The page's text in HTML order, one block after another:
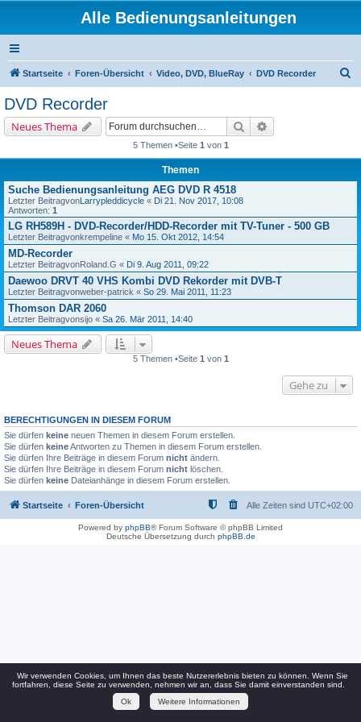
Alle Bedienungsanleitungen
Startseite Foren-Übersicht Video, DVD, BlueRay DVD Recorder
DVD Recorder
Neues Thema Suche
5 Themen •Seite 1 von 1
Themen
Suche Bedienungsanleitung AEG DVD R 4518
Letzter BeitragvonLarrypleddicycle « Di 21. Nov 2017, 10:08
Antworten: 1
LG RH589H - DVD-Recorder/HDD-Recorder mit TV-Tuner - 500 GB
Letzter Beitragvonkrempeline « Mo 15. Okt 2012, 14:54
MD-Recorder
Letzter BeitragvonRoland.G « Di 9. Aug 2011, 09:22
Daewoo DRVT 40 VHS Kombi DVD Rekorder mit DVB-T
Letzter Beitragvonweber-patrick « So 29. Mai 2011, 11:23
Thomson DAR 2060
Letzter Beitragvonsijo « Sa 26. Mär 2011, 14:40
Neues Thema
5 Themen •Seite 1 von 1
Gehe zu
BERECHTIGUNGEN IN DIESEM FORUM
Sie dürfen keine neuen Themen in diesem Forum erstellen.
Sie dürfen keineAntworten zu Themen in diesem Forum erstellen.
Sie dürfen Ihre Beiträge in diesem Forum nicht ändern.
Sie dürfen Ihre Beiträge in diesem Forum nicht löschen.
Sie dürfen keine Dateianhänge in diesem Forum erstellen.
Startseite Foren-Übersicht Alle Zeiten sind UTC+02:00
Powered by phpBB® Forum Software © phpBB Limited
Deutsche Übersetzung durch phpBB.de
Wir verwenden Cookies, um Ihnen das beste Nutzererlebnis bieten zu können. Wenn Sie
fortfahren, diese Seite zu verwenden, nehmen wir an, dass Sie damit einverstanden sind.
Ok
Weitere Informationen